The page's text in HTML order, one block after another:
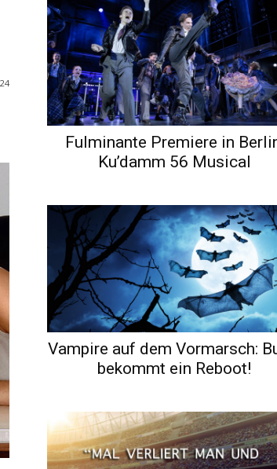
Fulminante Premiere in
Ku’damm 56 Musical
Vampire auf dem Vormarsch:
bekommt ein Reboot!